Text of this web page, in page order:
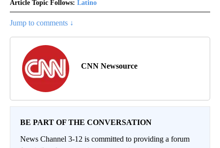
Article Topic Follows: Latino
Jump to comments ↓
CNN Newsource
BE PART OF THE CONVERSATION
News Channel 3-12 is committed to providing a forum